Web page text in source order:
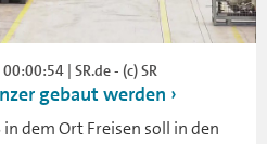
| SR.de - (c) SR
gebaut werden
dem Ort Freisen soll in den